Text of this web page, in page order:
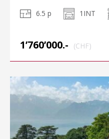
6.5 p 1INT
1’760’000.- (CHF)